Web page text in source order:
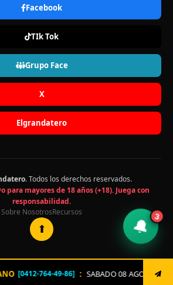
08 AGOSTO. Envía ya: LOTERIA al
Facebook
TIk Tok
Grupo Face
X
Elgrandatero
. Todos los derechos reservados.
para mayores de 18 años (+18). Juega con
responsabilidad.
Sobre NosotrosRecursos
⬆ 🔔 3